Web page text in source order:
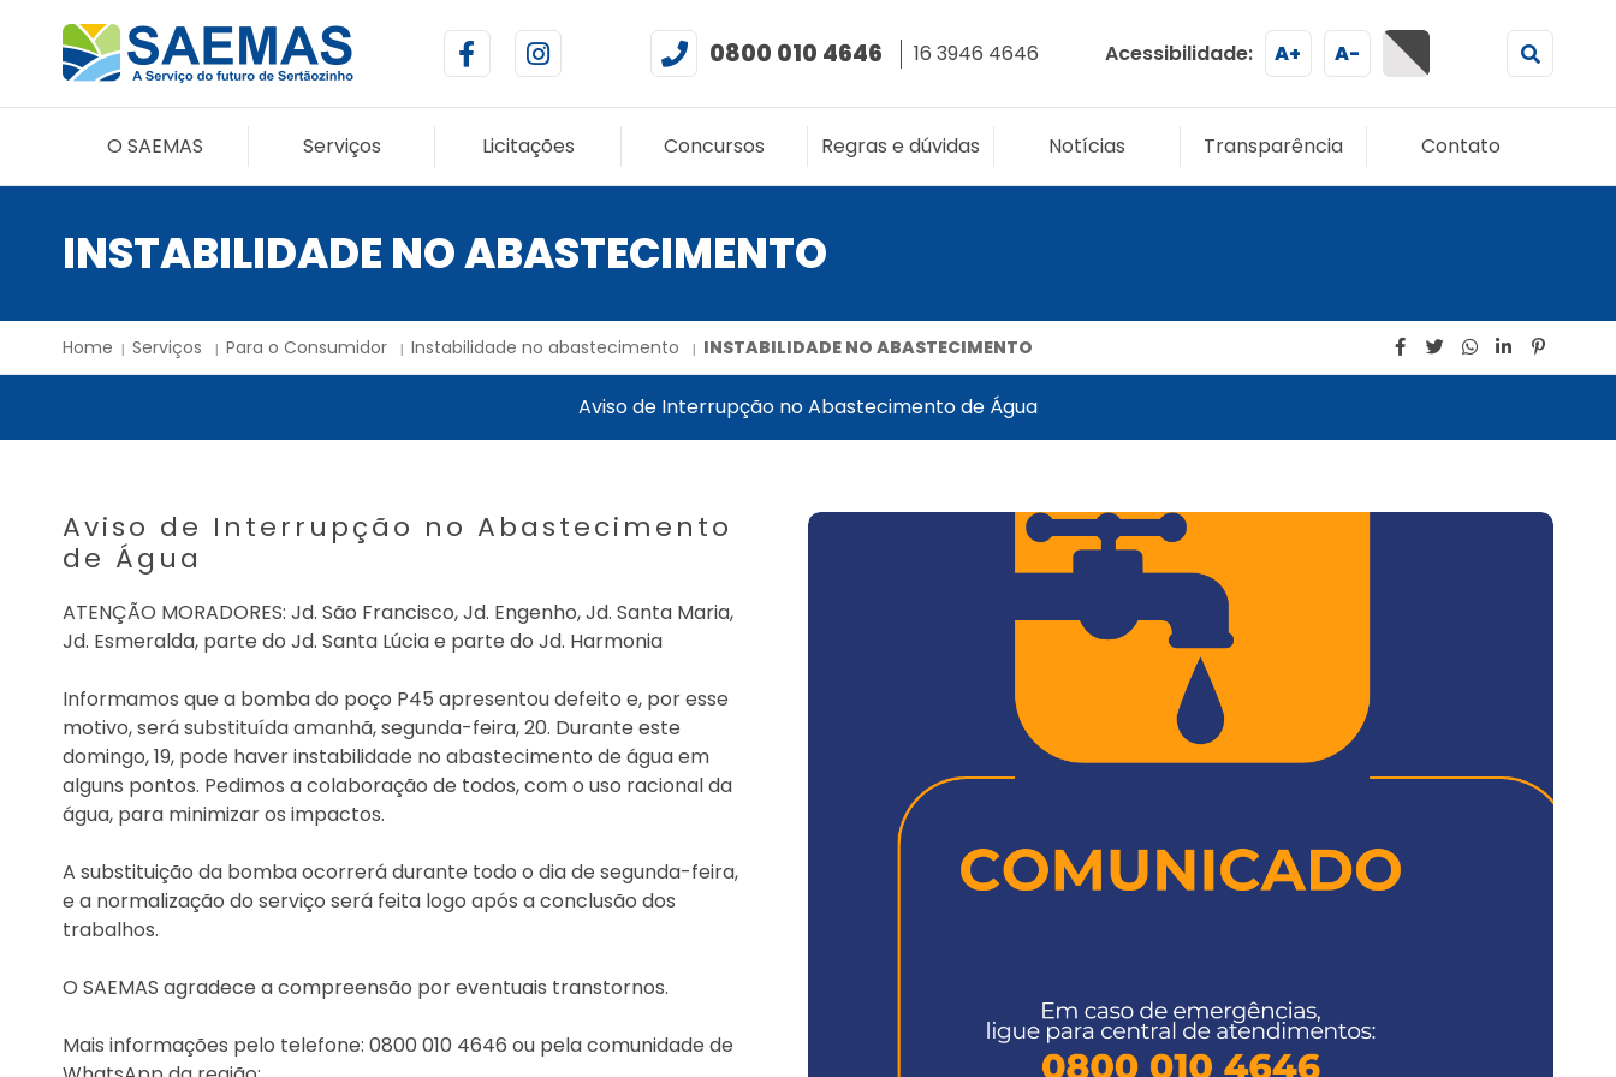
0800 010 4646 16 3946 4646 Acessibilidade: A+ A-
O SAEMAS Serviços Licitações Concursos Regras e dúvidas Notícias Transparência Contato
INSTABILIDADE NO ABASTECIMENTO
Home Serviços Para o Consumidor Instabilidade no abastecimento INSTABILIDADE NO ABASTECIMENTO
Aviso de Interrupção no Abastecimento de Água
Aviso de Interrupção no Abastecimento
de Água
ATENÇÃO MORADORES: Jd. São Francisco, Jd. Engenho, Jd. Santa Maria,
Jd. Esmeralda, parte do Jd. Santa Lúcia e parte do Jd. Harmonia
Informamos que a bomba do poço P45 apresentou defeito e, por esse
motivo, será substituída amanhã, segunda-feira, 20. Durante este
domingo, 19, pode haver instabilidade no abastecimento de água em
alguns pontos. Pedimos a colaboração de todos, com o uso racional da
água, para minimizar os impactos.
A substituição da bomba ocorrerá durante todo o dia de segunda-feira,
e a normalização do serviço será feita logo após a conclusão dos
trabalhos.
O SAEMAS agradece a compreensão por eventuais transtornos.
Mais informações pelo telefone: 0800 010 4646 ou pela comunidade de